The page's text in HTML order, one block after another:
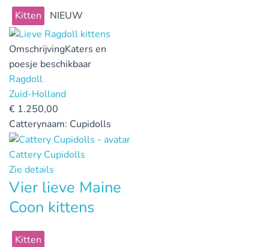
Kitten NIEUW
OmschrijvingKaters en
poesje beschikbaar
Ragdoll
Zuid-Holland
€ 1.250,00
Catterynaam: Cupidolls
Cattery Cupidolls
Zie details
Vier lieve Maine
Coon kittens
Kitten